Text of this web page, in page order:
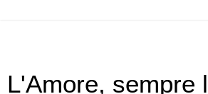
L'Amore, sempre